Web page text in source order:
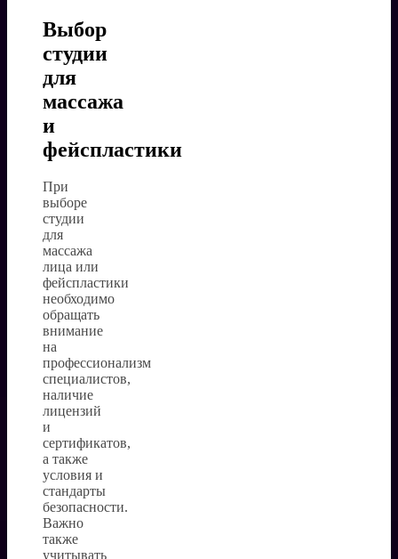
Выбор
студии
для
массажа
и
фейспластики
При
выборе
студии
для
массажа
лица или
фейспластики
необходимо
обращать
внимание
на
профессионализм
специалистов,
наличие
лицензий
и
сертификатов,
а также
условия и
стандарты
безопасности.
Важно
также
учитывать